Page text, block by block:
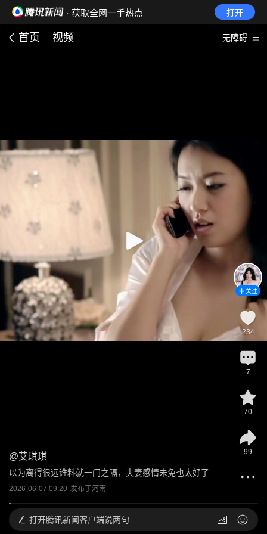
· 获取全网一手热点 打开
首页 视频 无障碍
@艾琪琪
以为离得很远谁料就一门之隔，夫妻感情未免也太好了
2026-06-07 09:20 发布于河南
关注
234
7
70
99
打开腾讯新闻客户端说两句